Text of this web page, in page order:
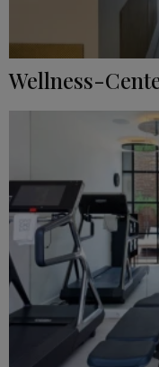
Wellness-